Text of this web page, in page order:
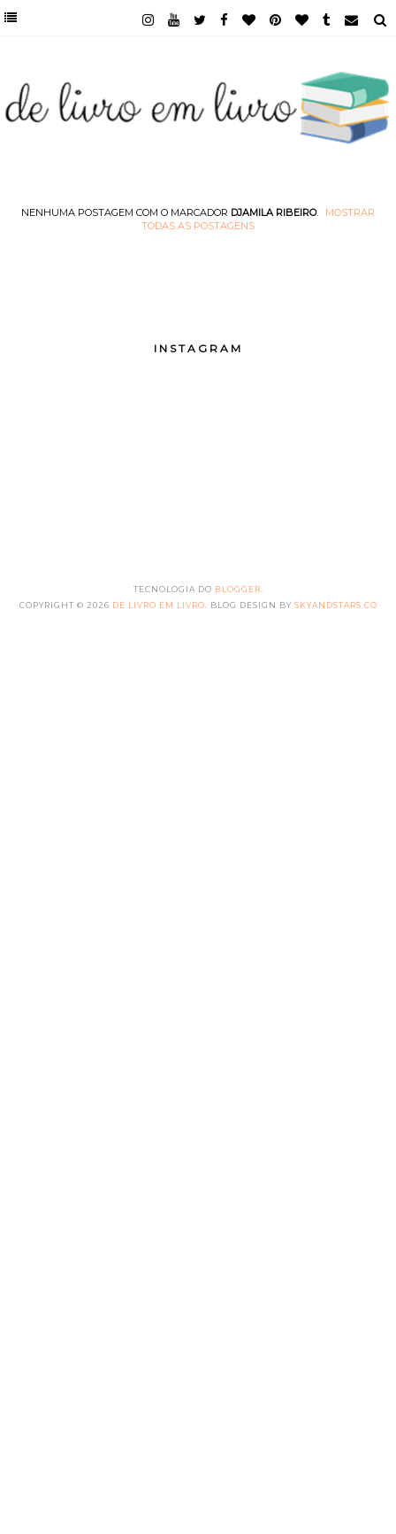
NENHUMA POSTAGEM COM O MARCADOR DJAMILA RIBEIRO.
MOSTRAR
TODAS AS POSTAGENS
INSTAGRAM
TECNOLOGIA DO BLOGGER
COPYRIGHT © 2026 DE LIVRO EM LIVRO . BLOG DESIGN BY SKYANDSTARS.CO